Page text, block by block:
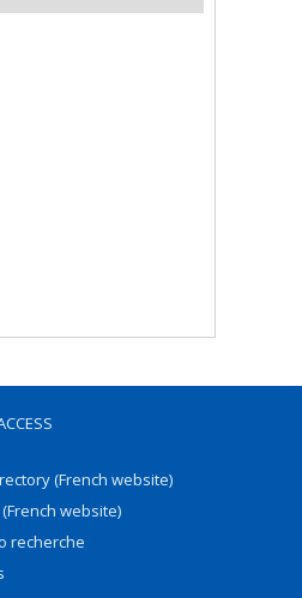
(French website)
website)
recherche